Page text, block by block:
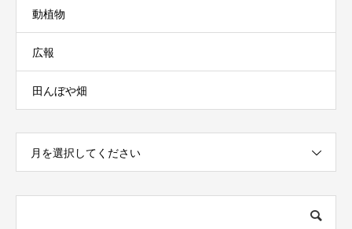
動植物
広報
田んぼや畑
月を選択してください